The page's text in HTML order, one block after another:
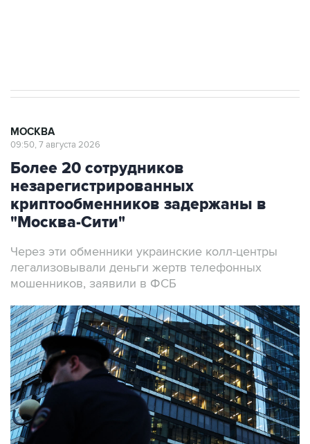
МОСКВА
09:50, 7 августа 2026
Более 20 сотрудников
незарегистрированных
криптообменников задержаны в
"Москва-Сити"
Через эти обменники украинские колл-центры
легализовывали деньги жертв телефонных
мошенников, заявили в ФСБ